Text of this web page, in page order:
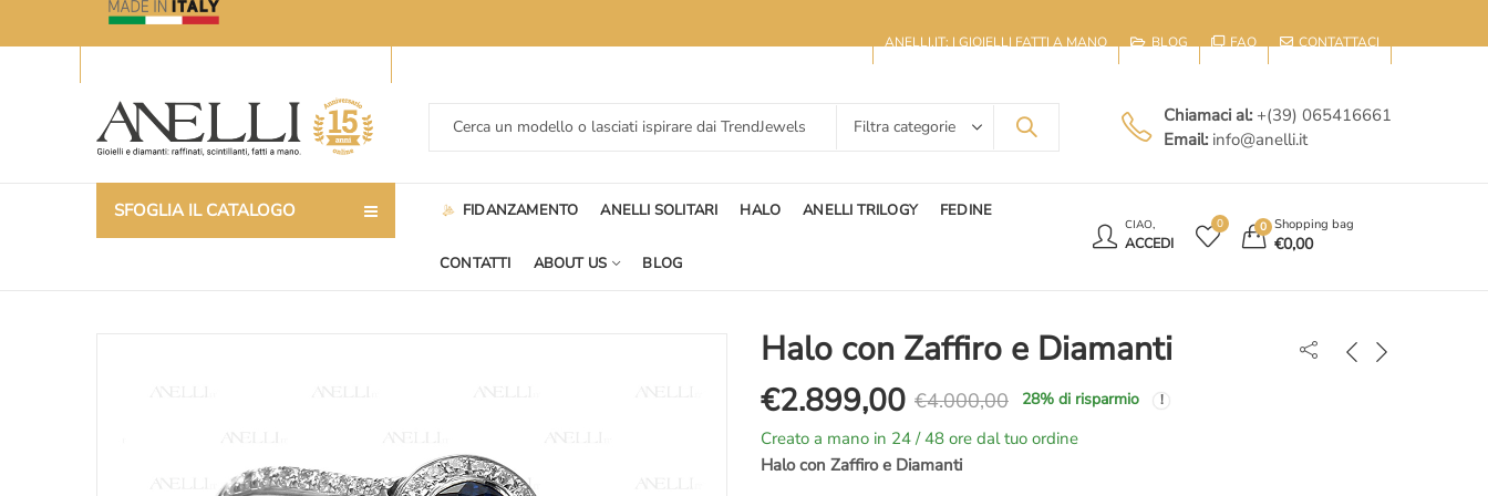
ANELLI.IT: I GIOIELLI FATTI A MANO BLOG FAQ CONTATTACI
Chiamaci al: +(39) 065416661
Email: info@anelli.it
SFOGLIA IL CATALOGO FIDANZAMENTO ANELLI SOLITARI HALO ANELLI TRILOGY FEDINE
CONTATTI ABOUT US BLOG
CIAO,
ACCEDI
0 0 Shopping bag
€0,00
Halo con Zaffiro e Diamanti
€4.000,00
Il
prezzo
€2.899,00
Il
prezzo
28% di risparmio
Creato a mano in 24 / 48 ore dal tuo ordine
Halo con Zaffiro e Diamanti